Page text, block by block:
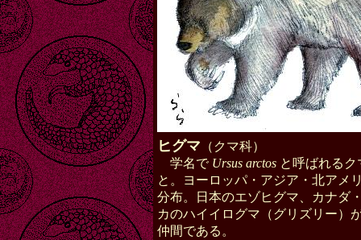
ヒグマ （クマ科）
学名で Ursus arctos と呼ばれるク
と。ヨーロッパ・アジア・北アメ
分布。日本のエゾヒグマ、カナダ
カのハイイログマ（グリズリー）
仲間である。